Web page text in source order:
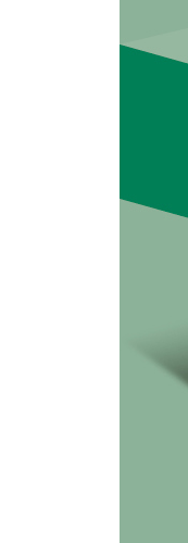
익명 함
타입 추
함수를
인라인
함수 참
반환 타
궁금증
궁금증
코틀린
코틀린
에러 검
null 안
궁금증
궁금증